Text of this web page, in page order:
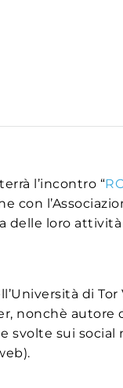
l’incontro “
con
delle loro
di
nonchè autore
sui social